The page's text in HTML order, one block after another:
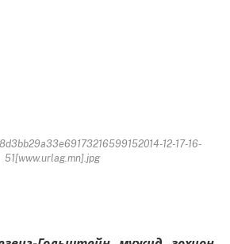
12-17-16-
51[www.urlag.mn].jpg